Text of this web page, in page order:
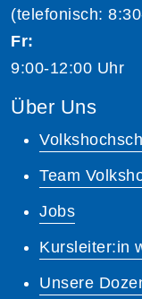
(telefonisch:
Fr:
9:00-12:00 Uhr
Über Uns
Team
Jobs
Kursleiter:in
Unsere